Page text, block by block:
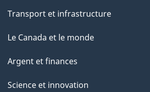
Transport et infrastructure
Le Canada et le monde
Argent et finances
Science et innovation